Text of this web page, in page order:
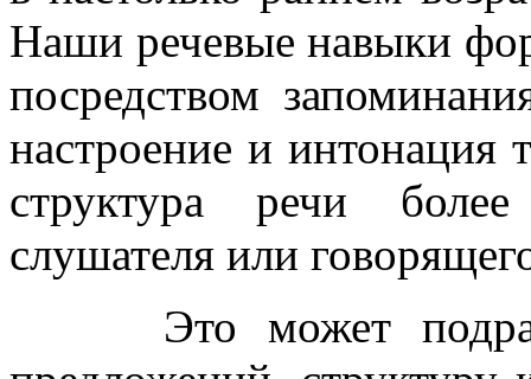
Наши речевые навыки
посредством
настроение и интонация
структура речи
слушателя или
Это может